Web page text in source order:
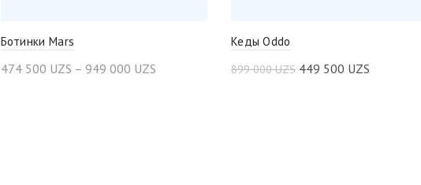
Ботинки Mars
474 500 UZS – 949 000 UZS
Кеды Oddo
899 000UZS 449 500 UZS